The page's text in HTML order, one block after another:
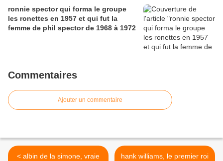
ronnie spector qui forma le groupe
les ronettes en 1957 et qui fut la
femme de phil spector de 1968 à 1972
Commentaires
Ajouter un commentaire
< albin de la simone, vraie
hank williams, le premier roi